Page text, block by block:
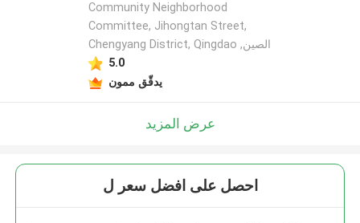
Community Neighborhood
Committee, Jihongtan Street,
Chengyang District, Qingdao ,الصين
5.0
يدقّق ممون
عرض المزيد
احصل على افضل سعر ل